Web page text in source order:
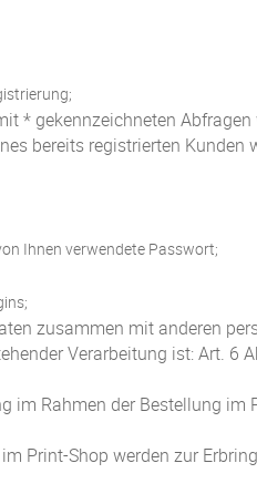
* gekennzeichneten
bereits registrierten
Ihnen verwendete Passwort;
zusammen mit anderen
Verarbeitung ist: Art. 6
im Rahmen der Bestellung im
Print-Shop werden zur